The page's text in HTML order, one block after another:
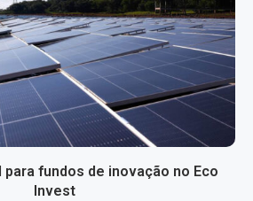
para fundos de inovação no Eco
Invest